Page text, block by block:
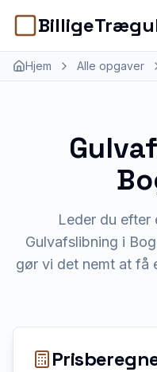
Hjem Alle opgaver
Leder du
Gulvafslibning i
gør vi det nemt at få